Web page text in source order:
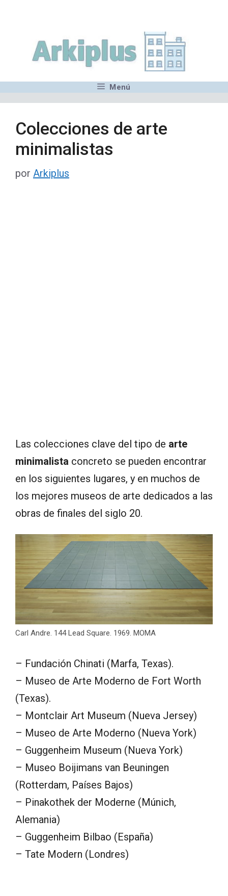
contenido
Menú
Colecciones de arte
minimalistas
por Arkiplus
Las colecciones clave del tipo de arte
minimalista concreto se pueden encontrar
en los siguientes lugares, y en muchos de
los mejores museos de arte dedicados a las
obras de finales del siglo 20.
Carl Andre. 144 Lead Square. 1969. MOMA
– Fundación Chinati (Marfa, Texas).
– Museo de Arte Moderno de Fort Worth
(Texas).
– Montclair Art Museum (Nueva Jersey)
– Museo de Arte Moderno (Nueva York)
– Guggenheim Museum (Nueva York)
– Museo Boijimans van Beuningen
(Rotterdam, Países Bajos)
– Pinakothek der Moderne (Múnich,
Alemania)
– Guggenheim Bilbao (España)
– Tate Modern (Londres)